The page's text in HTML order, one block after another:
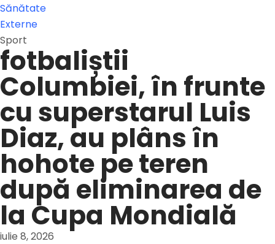
Sănătate
Externe
Sport
fotbaliștii
Columbiei, în frunte
cu superstarul Luis
Diaz, au plâns în
hohote pe teren
după eliminarea de
la Cupa Mondială
iulie 8, 2026